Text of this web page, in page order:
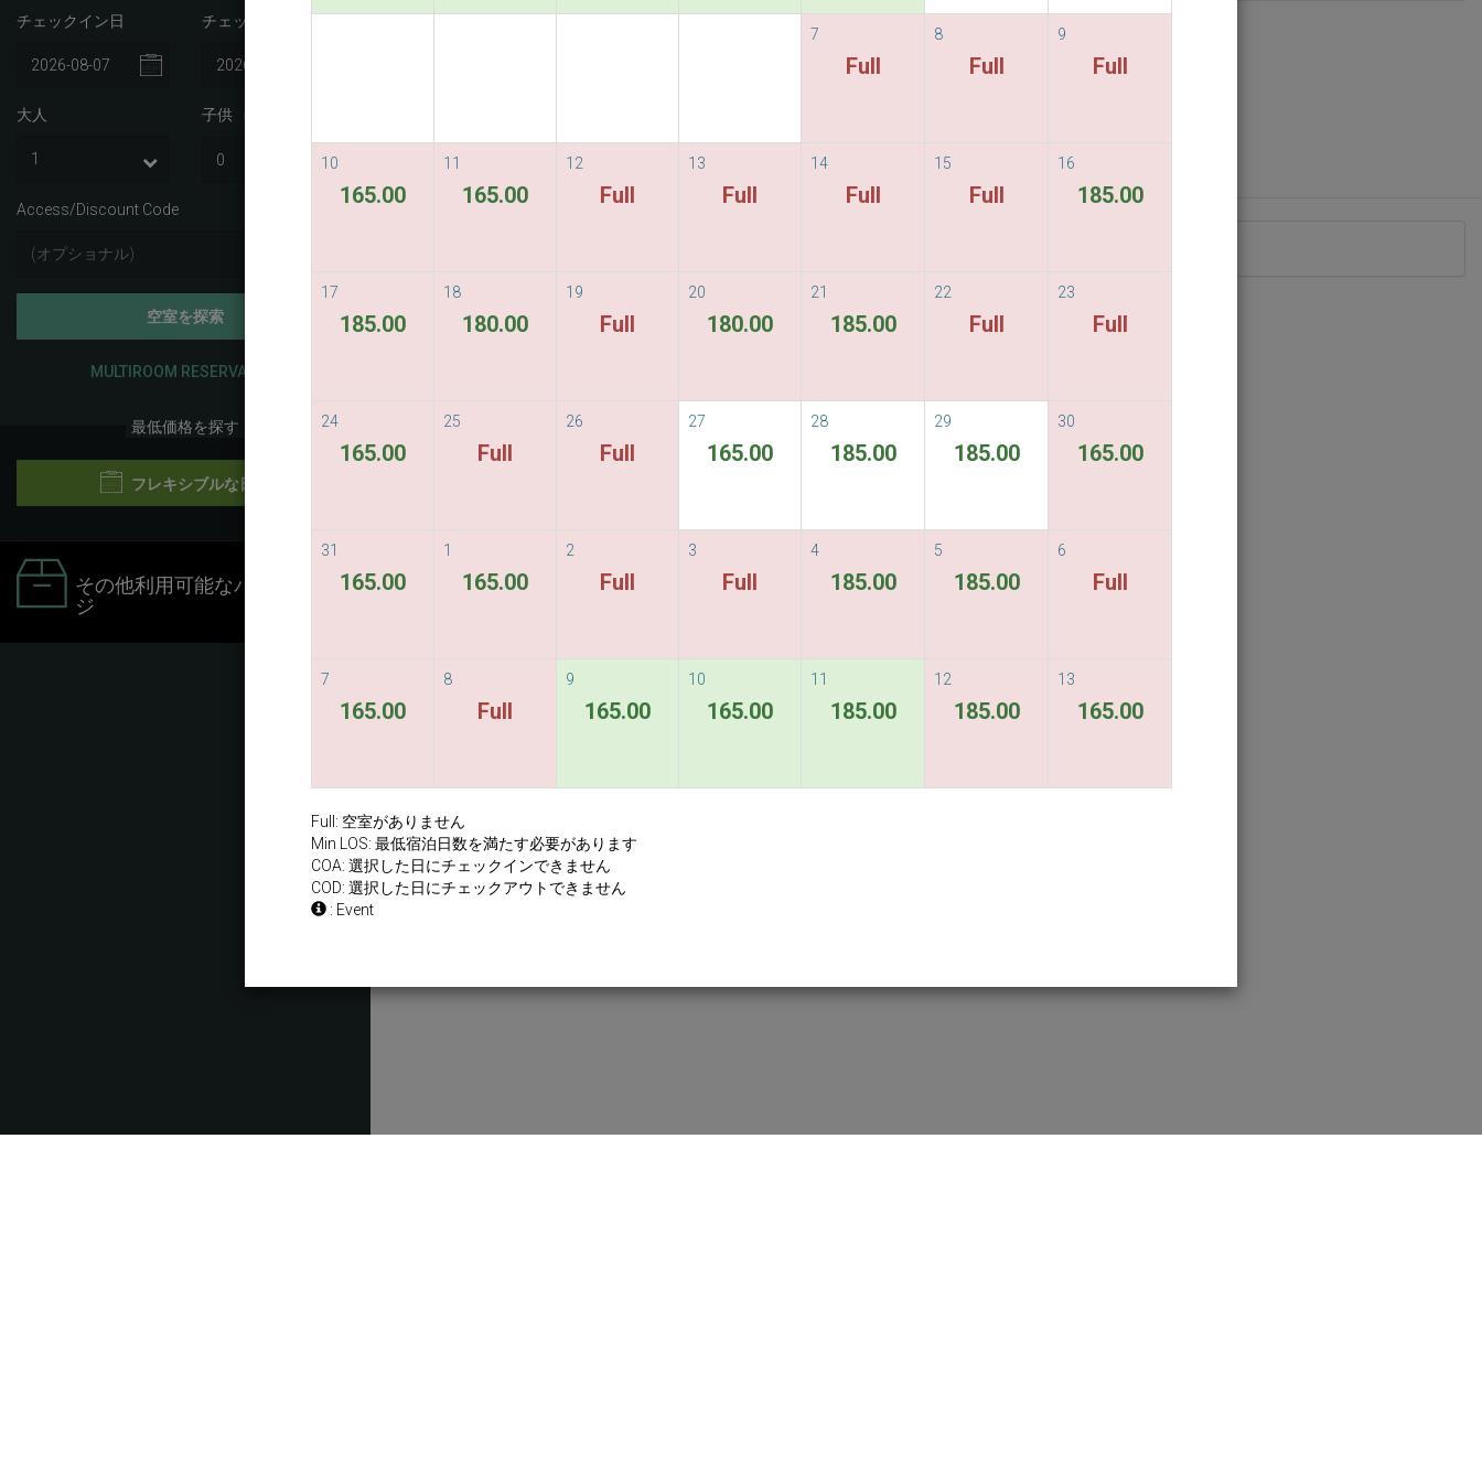
チェックイン日 チェックアウト日
大人 子供 i
Access/Discount Code
空室を探索
MULTIROOM RESERVATION
最低価格を探す
フレキシブルな日程
その他利用可能なパッケー
ジ
READ MORE 規定と条件
7
Full
8
Full
9
Full
10
165.00
11
165.00
12
Full
13
Full
14
Full
15
Full
16
185.00
17
185.00
18
180.00
19
Full
20
180.00
21
185.00
22
Full
23
Full
24
165.00
25
Full
26
Full
27
165.00
28
185.00
29
185.00
30
165.00
31
165.00
1
165.00
2
Full
3
Full
4
185.00
5
185.00
6
Full
7
165.00
8
Full
9
165.00
10
165.00
11
185.00
12
185.00
13
165.00
Full: 空室がありません
Min LOS: 最低宿泊日数を満たす必要があります
COA: 選択した日にチェックインできません
COD: 選択した日にチェックアウトできません
: Event